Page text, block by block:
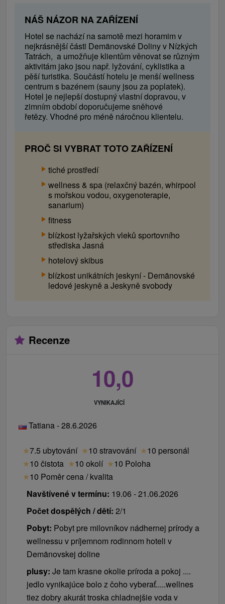
NÁŠ NÁZOR NA ZAŘÍZENÍ
Hotel se nachází na samotě mezi horamim v
nejkrásnější části Demänovské Doliny v Nízkých
Tatrách, a umožňuje klientům věnovat se různým
aktivitám jako jsou např. lyžování, cyklistika a
pěší turistika. Součástí hotelu je menší wellness
centrum s bazénem (sauny jsou za poplatek).
Hotel je nejlepší dostupný vlastní dopravou, v
zimním období doporučujeme sněhové
řetězy. Vhodné pro méně náročnou klientelu.
PROČ SI VYBRAT TOTO ZAŘÍZENÍ
tiché prostředí
wellness & spa (relaxčný bazén, whirpool
s mořskou vodou, oxygenoterapie,
sanarium)
fitness
blízkost lyžařských vleků sportovního
střediska Jasná
hotelový skibus
blízkost unikátních jeskyní - Demänovské
ledové jeskyně a Jeskyně svobody
Recenze
10,0
VYNIKAJÍCÍ
Tatiana - 28.6.2026
★7.5 ubytování ★10 stravování ★10 personál
★10 čistota ★10 okolí ★10 Poloha
★10 Poměr cena / kvalita
Navštívené v termínu: 19.06 - 21.06.2026
Počet dospělých / dětí: 2/1
Pobyt: Pobyt pre milovníkov nádhernej prírody a
wellnessu v príjemnom rodinnom hoteli v
Demänovskej doline
plusy: Je tam krasne okolie príroda a pokoj ....
jedlo vynikajúce bolo z čoho vyberať.....wellnes
tiez dobry akurát troska chladnejšie voda v